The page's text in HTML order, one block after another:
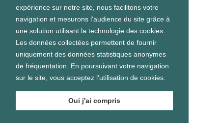
expérience sur notre site, nous facilitons votre
navigation et mesurons l'audience du site grâce à
une solution utilisant la technologie des cookies.
Les données collectées permettent de fournir
uniquement des données statistiques anonymes
de fréquentation. En poursuivant votre navigation
sur le site, vous acceptez l'utilisation de cookies.
Oui j'ai compris
Habitat
Formation et vie scolaire
Emploi et vie professionnelle
Prévention